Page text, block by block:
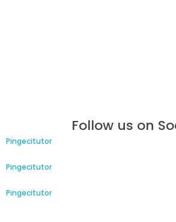
Follow us on
Pingecitutor
Pingecitutor
Pingecitutor